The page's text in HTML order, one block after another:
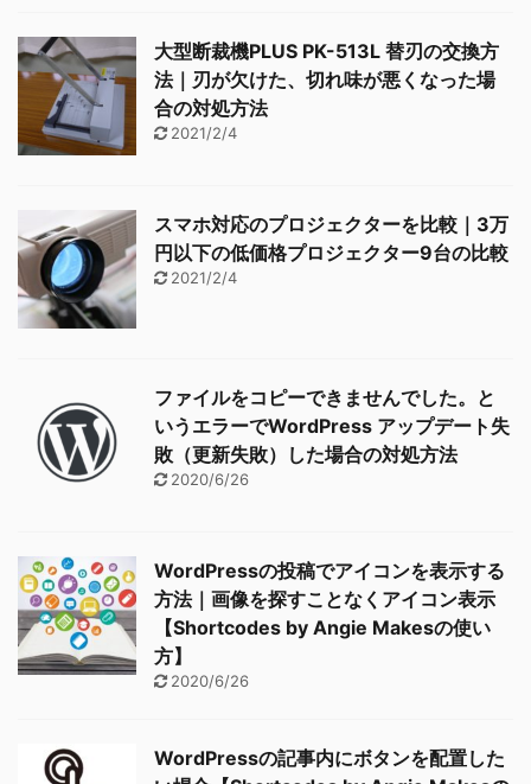
大型断裁機PLUS PK-513L 替刃の交換方
法｜刃が欠けた、切れ味が悪くなった場
合の対処方法
2021/2/4
スマホ対応のプロジェクターを比較｜3万
円以下の低価格プロジェクター9台の比較
2021/2/4
ファイルをコピーできませんでした。と
いうエラーでWordPress アップデート失
敗（更新失敗）した場合の対処方法
2020/6/26
WordPressの投稿でアイコンを表示する
方法｜画像を探すことなくアイコン表示
【Shortcodes by Angie Makesの使い
方】
2020/6/26
WordPressの記事内にボタンを配置した